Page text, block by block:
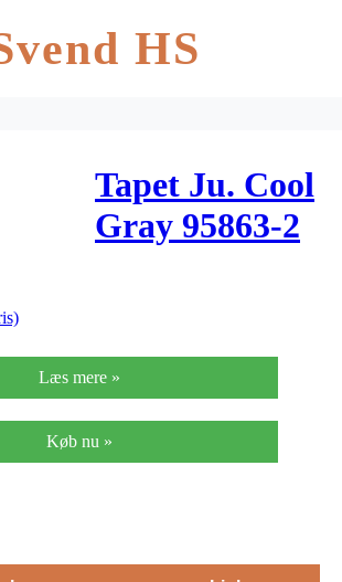
HS
Tapet Ju. Cool
Gray 95863-2
Læs mere »
Køb nu »